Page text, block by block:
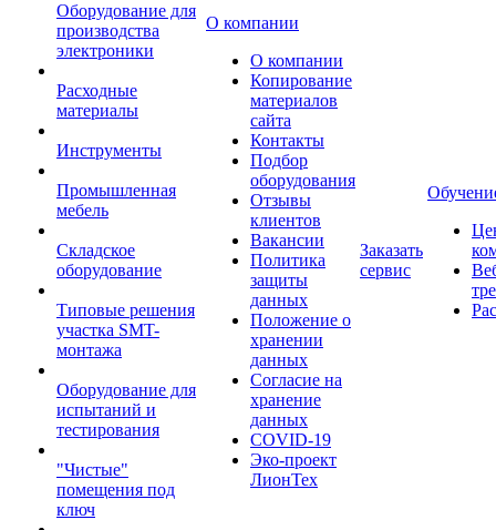
Оборудование для
производства
электроники
Расходные
материалы
Инструменты
Промышленная
мебель
Складское
оборудование
Типовые решения
участка SMT-
монтажа
Оборудование для
испытаний и
тестирования
"Чистые"
помещения под
ключ
О компании
О компании
Копирование
материалов
сайта
Контакты
Подбор
оборудования
Отзывы
клиентов
Вакансии
Политика
защиты
данных
Положение о
хранении
данных
Согласие на
хранение
данных
COVID-19
Эко-проект
ЛионТех
Заказать
сервис